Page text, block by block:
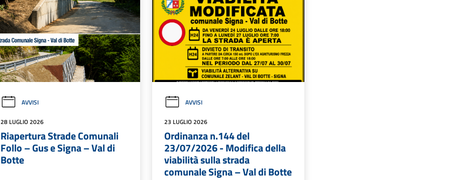
AVVISI
28 LUGLIO 2026
Riapertura Strade Comunali
Follo – Gus e Signa – Val di
Botte
AVVISI
23 LUGLIO 2026
Ordinanza n.144 del
23/07/2026 - Modifica della
viabilità sulla strada
comunale Signa – Val di Botte